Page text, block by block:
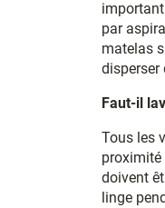
par
matelas
Faut-il
Tous les
doivent
linge